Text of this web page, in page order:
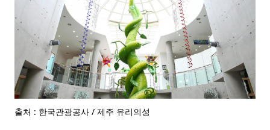
출처 : 한국관광공사 / 제주 유리의성